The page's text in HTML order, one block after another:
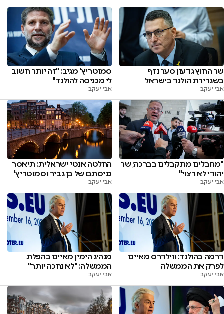
שר החוץ גדעון סער נזף
בשגרירת הולנד בישראל
אבי יעקב
סמוטריץ' מגיב: "זה יותר חשוב
לי מכניסה להולנד"
אבי יעקב
"מחבלים מתקבלים בברכה; שר
יהודי לא רצוי"
אבי יעקב
החלטה אנטי ישראלית: תיאסר
כניסתם של בן גביר וסמוטריץ'
אבי יעקב
דרמה בהולנד: ווילדרס מאיים
לפרק את הממשלה
אבי יעקב
מנהיג הימין מאיים בהפלת
הממשלה: "לא נחכה יותר"
אבי יעקב